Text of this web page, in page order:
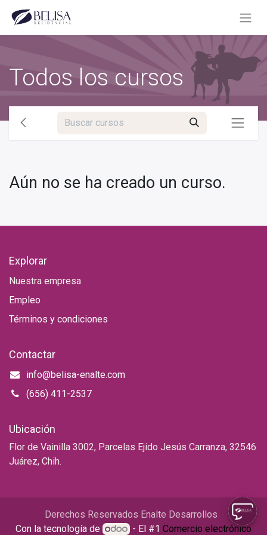
Todos los cursos
Aún no se ha creado un curso.
Explorar
Nuestra empresa
Empleo
Términos y condiciones
Contactar
info@belisa-enalte.com
(656) 411-2537
Ubicación
Flor de Vainilla 3002, Parcelas Ejido Jesús Carranza, 32546
Juárez, Chih.
Derechos Reservados Enalte Desarrollos
Con la tecnología de
- El #1Comercio electrónico